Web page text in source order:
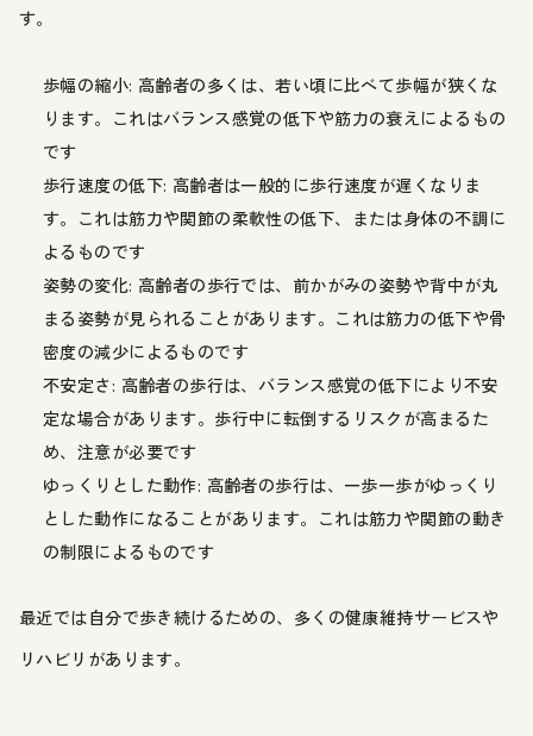
す。
歩幅の縮小: 高齢者の多くは、若い頃に比べて歩幅が狭くな
ります。これはバランス感覚の低下や筋力の衰えによるもの
です
歩行速度の低下: 高齢者は一般的に歩行速度が遅くなりま
す。これは筋力や関節の柔軟性の低下、または身体の不調に
よるものです
姿勢の変化: 高齢者の歩行では、前かがみの姿勢や背中が丸
まる姿勢が見られることがあります。これは筋力の低下や骨
密度の減少によるものです
不安定さ: 高齢者の歩行は、バランス感覚の低下により不安
定な場合があります。歩行中に転倒するリスクが高まるた
め、注意が必要です
ゆっくりとした動作: 高齢者の歩行は、一歩一歩がゆっくり
とした動作になることがあります。これは筋力や関節の動き
の制限によるものです
最近では自分で歩き続けるための、多くの健康維持サービスや
リハビリがあります。